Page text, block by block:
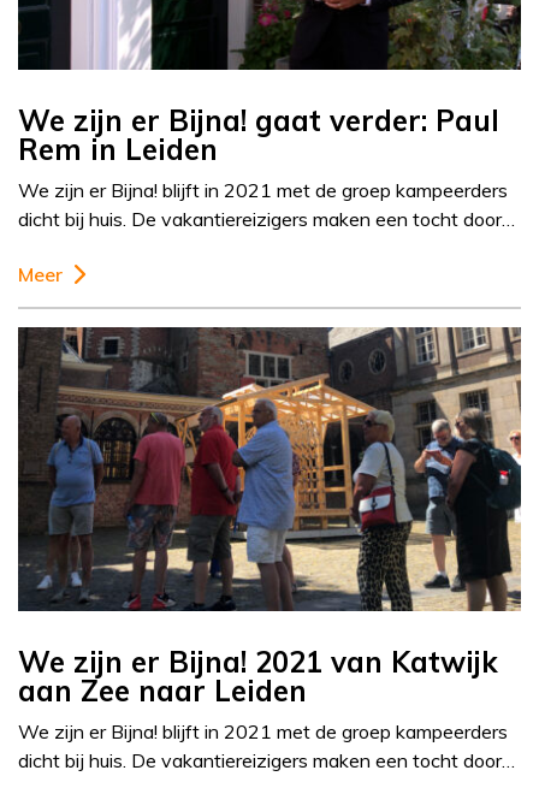
We zijn er Bijna! gaat verder: Paul
Rem in Leiden
We zijn er Bijna! blijft in 2021 met de groep kampeerders
dicht bij huis. De vakantiereizigers maken een tocht door…
Meer
We zijn er Bijna! 2021 van Katwijk
aan Zee naar Leiden
We zijn er Bijna! blijft in 2021 met de groep kampeerders
dicht bij huis. De vakantiereizigers maken een tocht door…